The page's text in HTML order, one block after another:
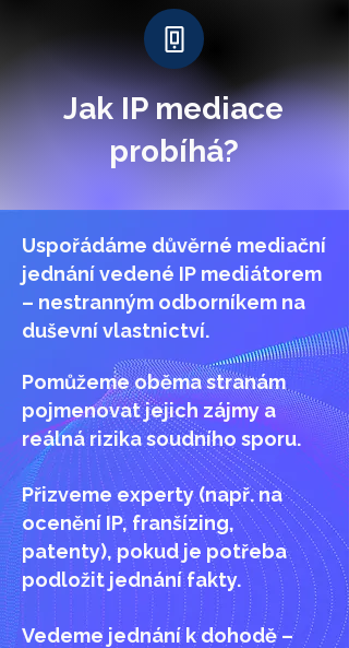
Jak IP mediace
probíhá?
Uspořádáme důvěrné mediační
jednání vedené IP mediátorem
– nestranným odborníkem na
duševní vlastnictví.
Pomůžeme oběma stranám
pojmenovat jejich zájmy a
reálná rizika soudního sporu.
Přizveme experty (např. na
ocenění IP, franšízing,
patenty), pokud je potřeba
podložit jednání fakty.
Vedeme jednání k dohodě –